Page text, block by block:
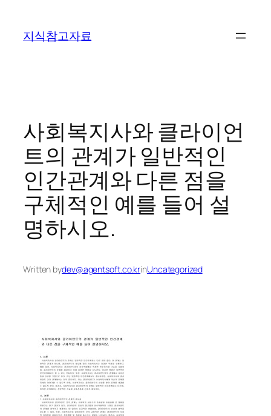
지식참고자료
사회복지사와 클라이언
트의 관계가 일반적인
인간관계와 다른 점을
구체적인 예를 들어 설
명하시오.
Written bydev@agentsoft.co.krinUncategorized